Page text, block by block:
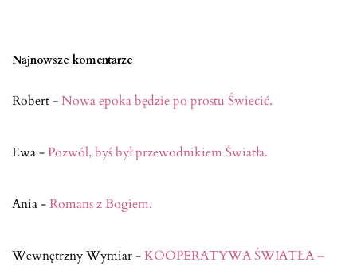
Najnowsze komentarze
Robert-Nowa epoka będzie po prostu Świecić.
Ewa-Pozwól, byś był przewodnikiem Światła.
Ania-Romans z Bogiem.
Wewnętrzny Wymiar-KOOPERATYWA ŚWIATŁA –